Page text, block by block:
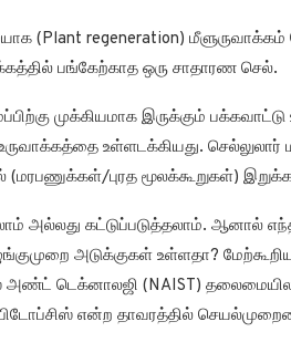
(Plant regeneration)
பங்கேற்காத ஒரு சாதாரண செல்.
முக்கியமாக இருக்கும் பக்கவாட்டு
உள்ளடக்கியது. செல்லுலார்
புரத மூலக்கூறுகள்)
அல்லது கட்டுப்படுத்தலாம். ஆனால்
அடுக்குகள் உள்ளதா?
அண்ட் டெக்னாலஜி (NAIST)
என்ற தாவரத்தில்